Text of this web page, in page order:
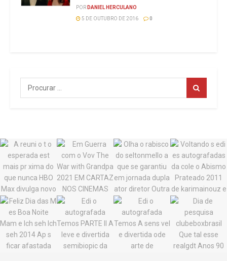
POR DANIEL HERCULANO
5 DE OUTUBRO DE 2016
0